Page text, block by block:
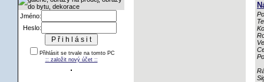
Jméno:
Heslo:
Přihlásit se trvale na tomto PC
:: založit nový účet ::